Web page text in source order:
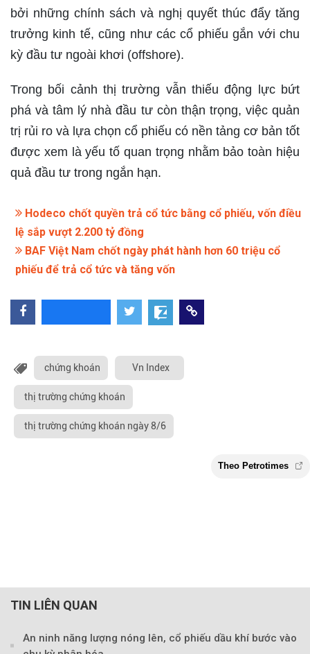
bởi những chính sách và nghị quyết thúc đẩy tăng
trưởng kinh tế, cũng như các cổ phiếu gắn với chu
kỳ đầu tư ngoài khơi (offshore).
Trong bối cảnh thị trường vẫn thiếu động lực bứt
phá và tâm lý nhà đầu tư còn thận trọng, việc quản
trị rủi ro và lựa chọn cổ phiếu có nền tảng cơ bản tốt
được xem là yếu tố quan trọng nhằm bảo toàn hiệu
quả đầu tư trong ngắn hạn.
Hodeco chốt quyền trả cổ tức bằng cổ phiếu, vốn điều
lệ sắp vượt 2.200 tỷ đồng
BAF Việt Nam chốt ngày phát hành hơn 60 triệu cổ
phiếu để trả cổ tức và tăng vốn
chứng khoán Vn Index
thị trường chứng khoán
thị trường chứng khoán ngày 8/6
TIN LIÊN QUAN
An ninh năng lượng nóng lên, cổ phiếu dầu khí bước vào